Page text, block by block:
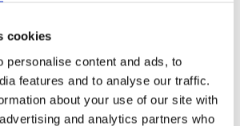
cookies
personalise content and ads, to
features and to analyse our traffic.
about your use of our site with
and analytics partners who
15000
Milling (Fresatura) Drilling
(Foratura) Cutting (Taglio)